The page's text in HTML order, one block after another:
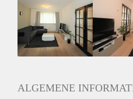
Rental price € 1650,-
Deposit equal to 2 months rent
ALGEMENE